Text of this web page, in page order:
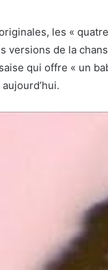
les «
versions de la
qui offre « un